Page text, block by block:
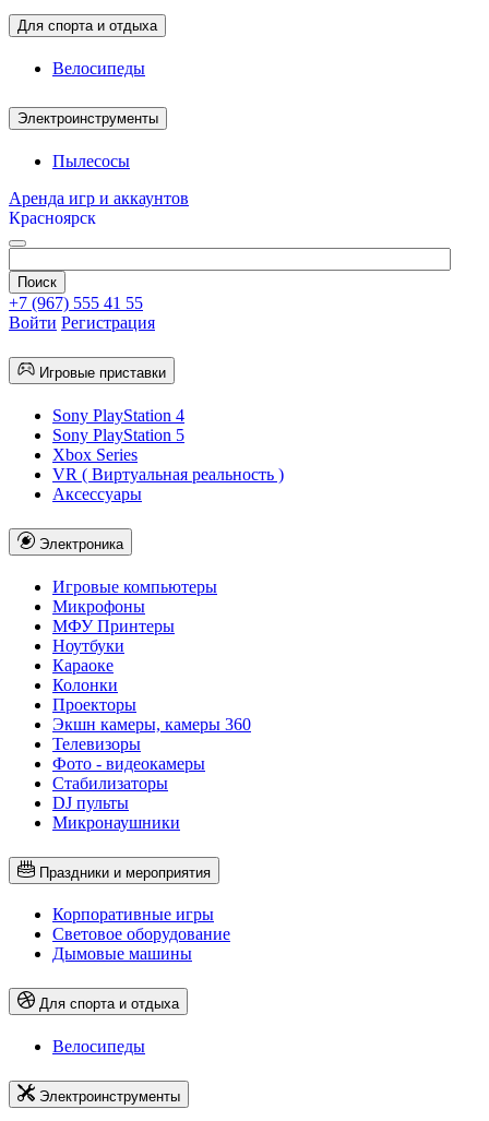
Для спорта и отдыха
Велосипеды
Электроинструменты
Пылесосы
Аренда игр и аккаунтов
Красноярск
+7 (967) 555 41 55
Войти Регистрация
Игровые приставки
Sony PlayStation 4
Sony PlayStation 5
Xbox Series
VR ( Виртуальная реальность )
Аксессуары
Электроника
Игровые компьютеры
Микрофоны
МФУ Принтеры
Ноутбуки
Караоке
Колонки
Проекторы
Экшн камеры, камеры 360
Телевизоры
Фото - видеокамеры
Стабилизаторы
DJ пульты
Микронаушники
Праздники и мероприятия
Корпоративные игры
Световое оборудование
Дымовые машины
Для спорта и отдыха
Велосипеды
Электроинструменты